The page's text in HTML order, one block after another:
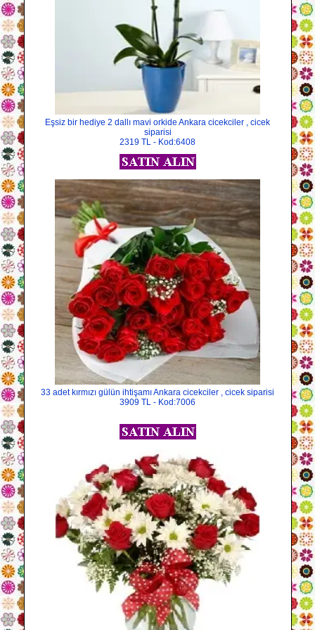
Eşsiz bir hediye 2 dallı mavi orkide Ankara cicekciler , cicek
siparisi
2319 TL - Kod:6408
33 adet kırmızı gülün ihtişamı Ankara cicekciler , cicek siparisi
3909 TL - Kod:7006